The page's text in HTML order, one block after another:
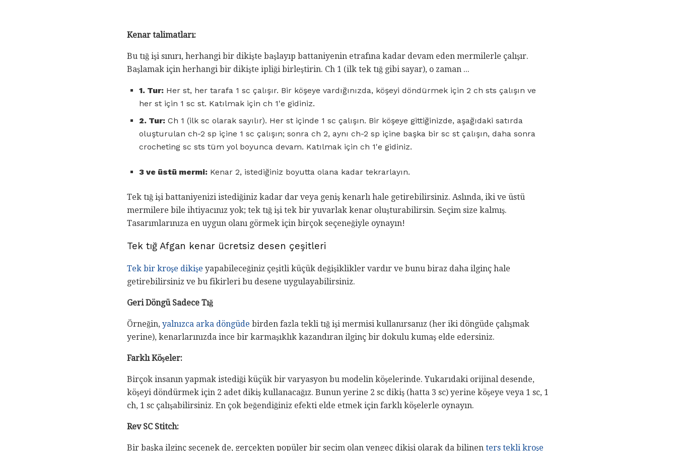
Kenar talimatları:
Bu tığ işi sınırı, herhangi bir dikişte başlayıp battaniyenin etrafına kadar devam eden mermilerle çalışır.
Başlamak için herhangi bir dikişte ipliği birleştirin. Ch 1 (ilk tek tığ gibi sayar), o zaman ...
1. Tur: Her st, her tarafa 1 sc çalışır. Bir köşeye vardığınızda, köşeyi döndürmek için 2 ch sts çalışın ve
her st için 1 sc st. Katılmak için ch 1'e gidiniz.
2. Tur: Ch 1 (ilk sc olarak sayılır). Her st içinde 1 sc çalışın. Bir köşeye gittiğinizde, aşağıdaki satırda
oluşturulan ch-2 sp içine 1 sc çalışın; sonra ch 2, aynı ch-2 sp içine başka bir sc st çalışın, daha sonra
crocheting sc sts tüm yol boyunca devam. Katılmak için ch 1'e gidiniz.
3 ve üstü mermi: Kenar 2, istediğiniz boyutta olana kadar tekrarlayın.
Tek tığ işi battaniyenizi istediğiniz kadar dar veya geniş kenarlı hale getirebilirsiniz. Aslında, iki ve üstü
mermilere bile ihtiyacınız yok; tek tığ işi tek bir yuvarlak kenar oluşturabilirsin. Seçim size kalmış.
Tasarımlarınıza en uygun olanı görmek için birçok seçeneğiyle oynayın!
Tek tığ Afgan kenar ücretsiz desen çeşitleri
Tek bir kroşe dikişe yapabileceğiniz çeşitli küçük değişiklikler vardır ve bunu biraz daha ilginç hale
getirebilirsiniz ve bu fikirleri bu desene uygulayabilirsiniz.
Geri Döngü Sadece Tığ
Örneğin, yalnızca arka döngüde birden fazla tekli tığ işi mermisi kullanırsanız (her iki döngüde çalışmak
yerine), kenarlarınızda ince bir karmaşıklık kazandıran ilginç bir dokulu kumaş elde edersiniz.
Farklı Köşeler:
Birçok insanın yapmak istediği küçük bir varyasyon bu modelin köşelerinde. Yukarıdaki orijinal desende,
köşeyi döndürmek için 2 adet dikiş kullanacağız. Bunun yerine 2 sc dikiş (hatta 3 sc) yerine köşeye veya 1 sc, 1
ch, 1 sc çalışabilirsiniz. En çok beğendiğiniz efekti elde etmek için farklı köşelerle oynayın.
Rev SC Stitch:
Bir başka ilginç seçenek de, gerçekten popüler bir seçim olan yengeç dikişi olarak da bilinen ters tekli kroşe